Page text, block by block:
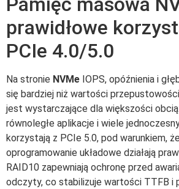
prawidłowe
PCIe 4.0/5.0
Na stronie NVMe IOPS, opóźnienia i
się bardziej niż wartości
jest wystarczające dla większości
równoległe aplikacje i wiele
korzystają z PCIe 5.0, pod warunkiem,
oprogramowanie układowe działają
RAID10 zapewniają ochronę przed
odczyty, co stabilizuje wartości TTFB i